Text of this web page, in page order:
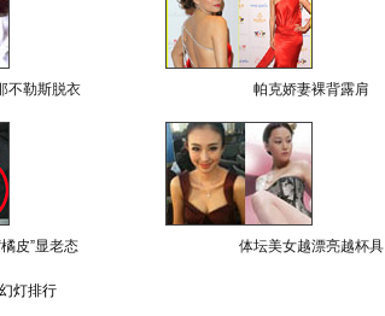
不勒斯脱衣 帕克娇妻裸背露肩
皮”显老态 体坛美女越漂亮越杯具
灯排行